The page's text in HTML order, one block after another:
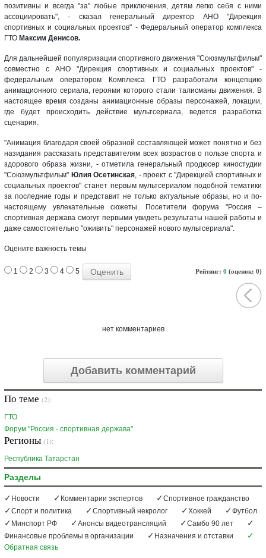
позитивны и всегда "за" любые приключения, детям легко себя с ними
ассоциировать", - сказал генеральный директор АНО "Дирекция
спортивных и социальных проектов" - Федеральный оператор комплекса
ГТО Максим Денисов.
Для дальнейшей популяризации спортивного движения "Союзмультфильм"
совместно с АНО "Дирекция спортивных и социальных проектов" -
федеральным оператором Комплекса ГТО разработали концепцию
анимационного сериала, героями которого стали талисманы движения. В
настоящее время созданы анимационные образы персонажей, локации,
где будет происходить действие мультсериала, ведется разработка
сценария.
"Анимация благодаря своей образной составляющей может понятно и без
назидания рассказать представителям всех возрастов о пользе спорта и
здорового образа жизни, - отметила генеральный продюсер киностудии
"Союзмультфильм" Юлия Осетинская, - проект с "Дирекцией спортивных и
социальных проектов" станет первым мультсериалом подобной тематики
за последние годы и представит не только актуальные образы, но и по-
настоящему увлекательные сюжеты. Посетители форума "Россия –
спортивная держава смогут первыми увидеть результаты нашей работы и
даже самостоятельно "оживить" персонажей нового мультсериала".
Оцените важность темы
Рейтинг: 0 (оценок: 0)
1 2 3 4 5
нет комментариев
Добавить комментарий
По теме (2):
ГТО
Форум "Россия - спортивная держава"
Регионы (1):
Республика Татарстан
Разделы
Новости Комментарии экспертов
Спортивное гражданство
Спорт и политика
Спортивный некролог Хоккей
Футбол
Минспорт РФ
Анонсы видеотрансляций
Самбо 90 лет
Финансовые проблемы в организации
Назначения и отставки
Обратная связь